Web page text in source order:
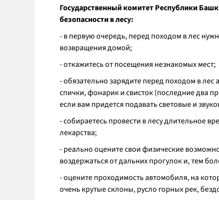
Государственный комитет Республики
безопасности в лесу:
- в первую очередь, перед походом в лес
возвращения домой;
- откажитесь от посещения незнакомых мест;
- обязательно зарядите перед походом в лес
спички, фонарик и свисток (последние два
если вам придется подавать световые и
- собираетесь провести в лесу длительное
лекарства;
- реально оцените свои физические
воздержаться от дальних прогулок и, тем
- оцените проходимость автомобиля, на
очень крутые склоны, русло горных рек,